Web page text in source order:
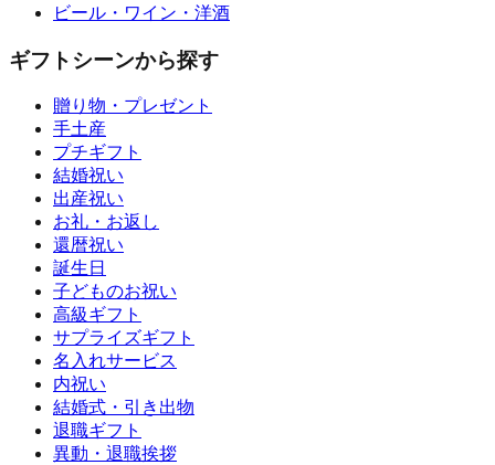
ビール・ワイン・洋酒
ギフトシーンから探す
贈り物・プレゼント
手土産
プチギフト
結婚祝い
出産祝い
お礼・お返し
還暦祝い
誕生日
子どものお祝い
高級ギフト
サプライズギフト
名入れサービス
内祝い
結婚式・引き出物
退職ギフト
異動・退職挨拶